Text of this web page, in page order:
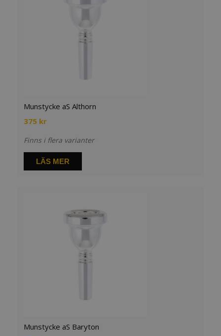
Munstycke aS Althorn
375 kr
Finns i flera varianter
LÄS MER
Munstycke aS Baryton